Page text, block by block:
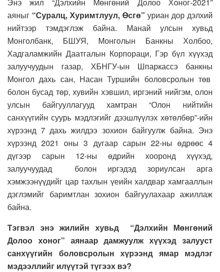
аяныг “Суралц, Хуримтлуул, Өсгө” уриан дор дэлхий
нийтээр тэмдэглэж байна. Манай улсын хувьд
Монголбанк, БШУЯ, Монголын Банкны Холбоо,
Хадгаламжийн Даатгалын Корпораци, Гэр бүл хүүхэд
залуучуудын газар, ХБНГУ-ын Шпаркассэ банкны
Монгол дахь сан, Насан Туршийн боловсролын төв
болон бусад төр, хувийн хэвшил, иргэний нийгэм, олон
улсын байгууллагууд хамтран “Олон нийтийн
санхүүгийн суурь мэдлэгийг дээшлүүлэх хөтөлбөр”-ийн
хүрээнд 7 дахь жилдээ зохион байгуулж байна. Энэ
хүрээнд 2021 оны 3 дугаар сарын 22-ны өдрөөс 4
дүгээр сарын 12-ны өдрийн хооронд хүүхэд,
залуучуудад болон иргэдэд зориулсан арга
хэмжээнүүдийг цар тахлын үеийн халдвар хамгааллын
дэглэмийг баримтлан зохион байгуулахаар ажиллаж
байна.
Тэгвэл энэ жилийн хувьд “Дэлхийн Мөнгөний
Долоо хоног” аянаар дамжуулж хүүхэд залууст
санхүүгийн боловсролын хүрээнд ямар мэдлэг
мэдээллийг илүүтэй түгээх вэ?